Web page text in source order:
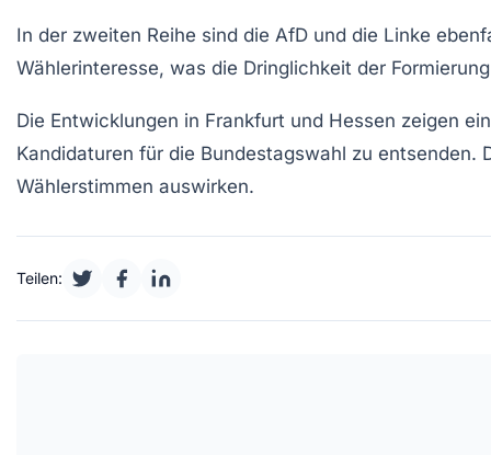
In der zweiten Reihe sind die AfD und die Linke
Wählerinteresse, was die Dringlichkeit der
Die Entwicklungen in Frankfurt und Hessen zeigen
Kandidaturen für die Bundestagswahl zu
Wählerstimmen auswirken.
Teilen: